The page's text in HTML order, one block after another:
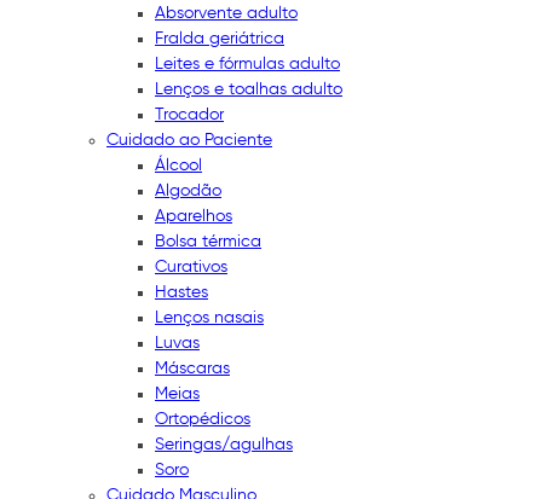
Absorvente adulto
Fralda geriátrica
Leites e fórmulas adulto
Lenços e toalhas adulto
Trocador
Cuidado ao Paciente
Álcool
Algodão
Aparelhos
Bolsa térmica
Curativos
Hastes
Lenços nasais
Luvas
Máscaras
Meias
Ortopédicos
Seringas/agulhas
Soro
Cuidado Masculino